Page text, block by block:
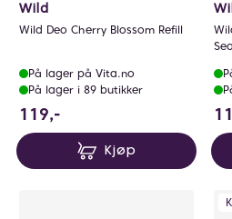
Wild
Wild Deo Cherry Blossom Refill
På lager på Vita.no
På lager i 89 butikker
119,-
Kjøp